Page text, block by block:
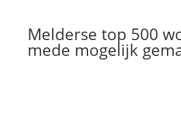
Melderse top 500
mede mogelijk